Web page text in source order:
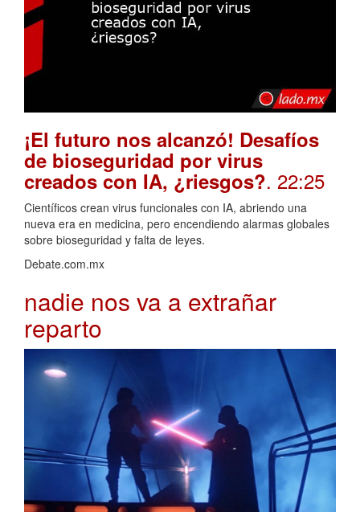
¡El futuro nos alcanzó! Desafíos
de bioseguridad por virus
creados con IA, ¿riesgos?. 22:25
Científicos crean virus funcionales con IA, abriendo una
nueva era en medicina, pero encendiendo alarmas globales
sobre bioseguridad y falta de leyes.
Debate.com.mx
nadie nos va a extrañar
reparto